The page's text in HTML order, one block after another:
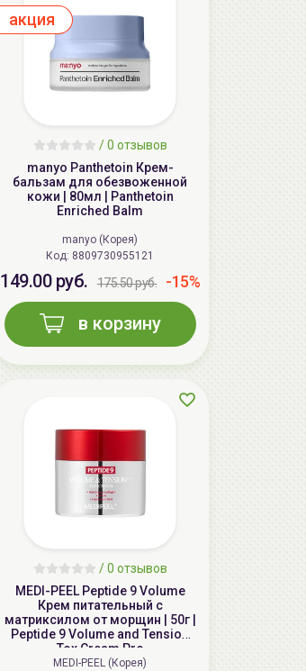
/0 отзывов
manyo Panthetoin Крем-
бальзам для обезвоженной
кожи | 80мл | Panthetoin
Enriched Balm
manyo (Корея)
Код: 8809730955121
149.00 руб. 175.50 руб. -15%
в корзину
aкция
/0 отзывов
MEDI-PEEL Peptide 9 Volume
Крем питательный с
матриксилом от морщин | 50г |
Peptide 9 Volume and Tension
Tox Cream Pro
MEDI-PEEL (Корея)